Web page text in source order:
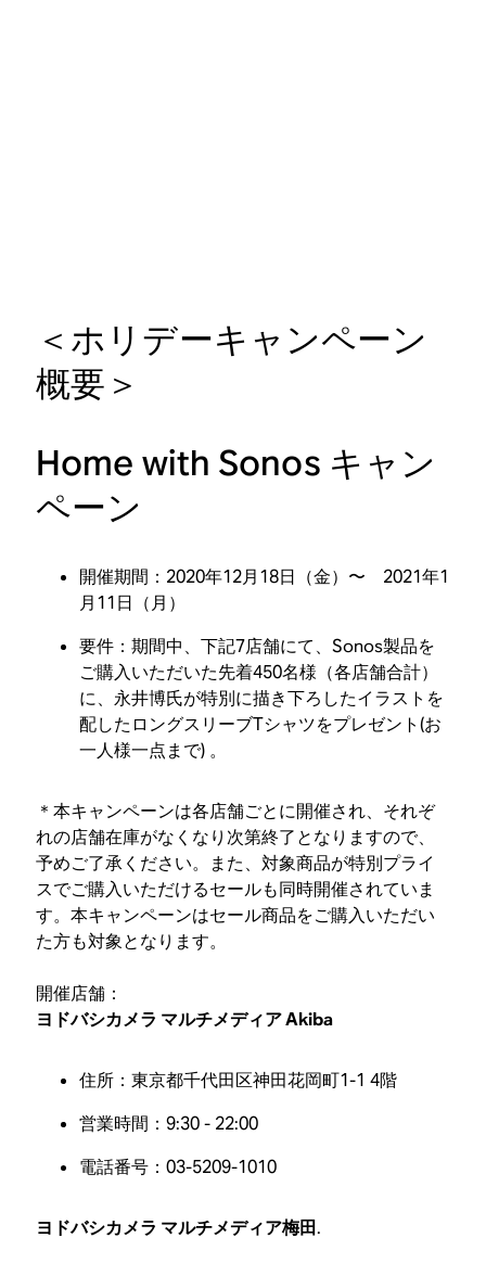
＜ホリデーキャンペーン
概要＞
Home with Sonos キャン
ペーン
開催期間：2020年12月18日（金）〜 2021年1
月11日（月）
要件：期間中、下記7店舗にて、Sonos製品を
ご購入いただいた先着450名様（各店舗合計）
に、永井博氏が特別に描き下ろしたイラストを
配したロングスリーブTシャツをプレゼント(お
一人様一点まで) 。
＊本キャンペーンは各店舗ごとに開催され、それぞ
れの店舗在庫がなくなり次第終了となりますので、
予めご了承ください。また、対象商品が特別プライ
スでご購入いただけるセールも同時開催されていま
す。本キャンペーンはセール商品をご購入いただい
た方も対象となります。
開催店舗：
ヨドバシカメラ マルチメディア Akiba
住所：東京都千代田区神田花岡町1-1 4階
営業時間：9:30 - 22:00
電話番号：03-5209-1010
ヨドバシカメラ マルチメディア梅田.